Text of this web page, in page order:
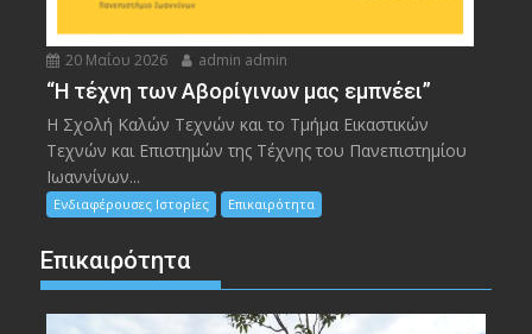
20 Μαΐου 2026 admin admin
“Η τέχνη των Αβορίγινων μας εμπνέει”
Η Σχολή Καλών Τεχνών και το Τμήμα Εικαστικών
Τεχνών και Επιστημών της Τέχνης του Πανεπιστημίου
Ιωαννίνων...
Ενδιαφέρουσες Ιστορίες Επικαιρότητα
Επικαιρότητα